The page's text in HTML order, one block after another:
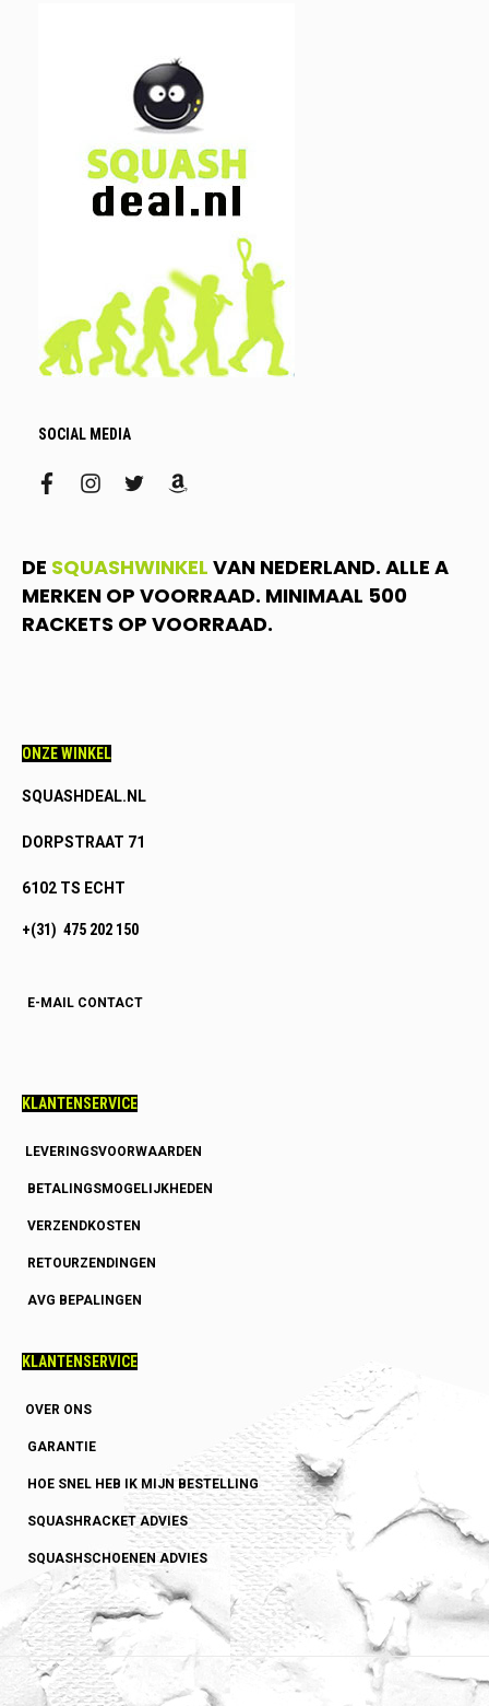
SOCIAL MEDIA
facebookinstagram
twitteramazon
DE SQUASHWINKEL VAN NEDERLAND. ALLE A
MERKEN OP VOORRAAD. MINIMAAL 500
RACKETS OP VOORRAAD.
ONZE WINKEL
SQUASHDEAL.NL
DORPSTRAAT 71
6102 TS ECHT
+(31) 475 202 150
E-MAIL CONTACT
KLANTENSERVICE
LEVERINGSVOORWAARDEN
BETALINGSMOGELIJKHEDEN
VERZENDKOSTEN
RETOURZENDINGEN
AVG BEPALINGEN
KLANTENSERVICE
OVER ONS
GARANTIE
HOE SNEL HEB IK MIJN BESTELLING
SQUASHRACKET ADVIES
SQUASHSCHOENEN ADVIES